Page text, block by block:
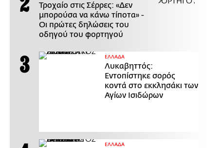
Τροχαίο στις Σέρρες: «Δεν
μπορούσα να κάνω τίποτα» -
Οι πρώτες δηλώσεις του
οδηγού του φορτηγού
ΕΛΛΑΔΑ
Λυκαβηττός:
Εντοπίστηκε σορός
κοντά στο εκκλησάκι των
Αγίων Ισιδώρων
ΕΛΛΑΔΑ